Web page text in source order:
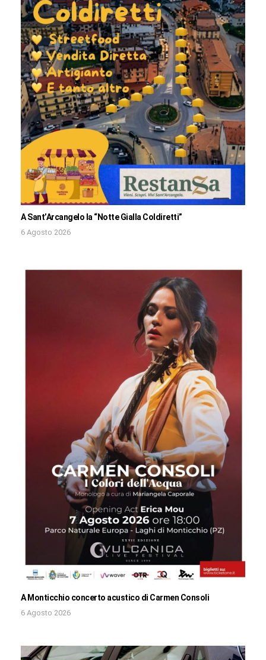
A Sant’Arcangelo la “Notte Gialla Coldiretti”
6 Agosto 2026
A Monticchio concerto acustico di Carmen Consoli
6 Agosto 2026